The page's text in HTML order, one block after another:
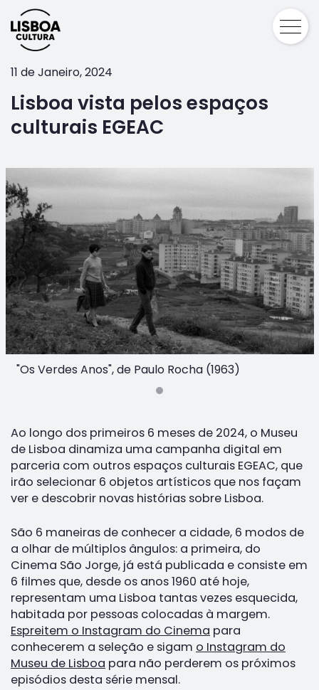
11 de Janeiro, 2024
Lisboa vista pelos espaços
culturais EGEAC
"Os Verdes Anos", de Paulo Rocha (1963)
Ao longo dos primeiros 6 meses de 2024, o Museu
de Lisboa dinamiza uma campanha digital em
parceria com outros espaços culturais EGEAC, que
irão selecionar 6 objetos artísticos que nos façam
ver e descobrir novas histórias sobre Lisboa.
São 6 maneiras de conhecer a cidade, 6 modos de
a olhar de múltiplos ângulos: a primeira, do
Cinema São Jorge, já está publicada e consiste em
6 filmes que, desde os anos 1960 até hoje,
representam uma Lisboa tantas vezes esquecida,
habitada por pessoas colocadas à margem.
Espreitem o Instagram do Cinema para
conhecerem a seleção e sigam o Instagram do
Museu de Lisboa para não perderem os próximos
episódios desta série mensal.